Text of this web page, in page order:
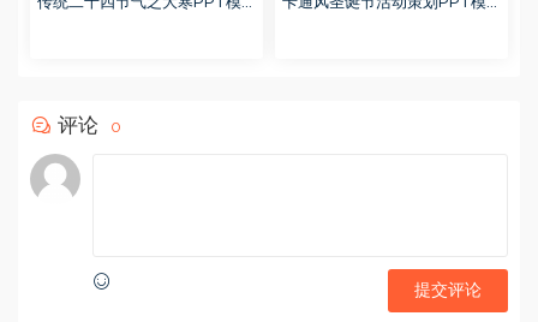
评论 0
提交评论